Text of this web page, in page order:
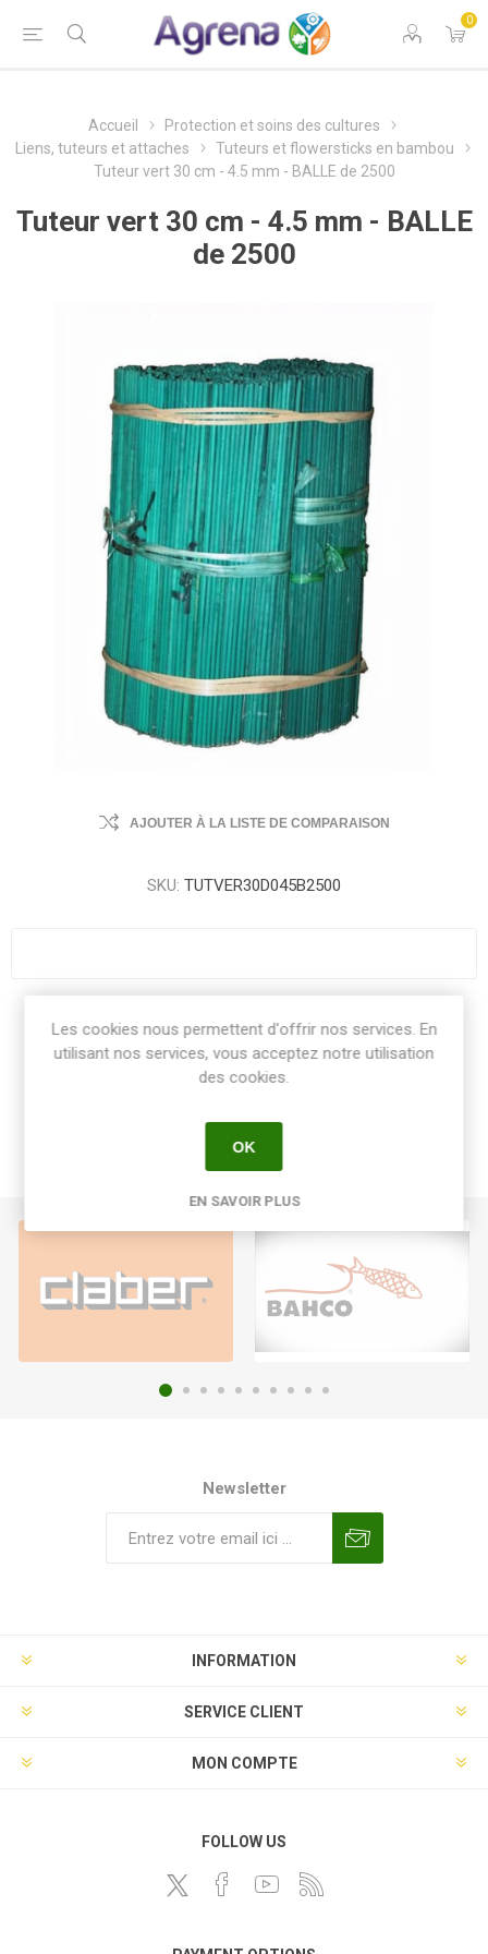
0
Accueil
Protection et soins des cultures
Liens, tuteurs et attaches
Tuteurs et flowersticks en bambou
Tuteur vert 30 cm - 4.5 mm - BALLE de 2500
Tuteur vert 30 cm - 4.5 mm - BALLE
de 2500
AJOUTER À LA LISTE DE COMPARAISON
SKU: TUTVER30D045B2500
Share:
Newsletter
INFORMATION
SERVICE CLIENT
MON COMPTE
FOLLOW US
Les cookies nous permettent d'offrir nos services. En
utilisant nos services, vous acceptez notre utilisation
des cookies.
OK
EN SAVOIR PLUS